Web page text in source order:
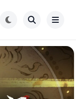
电脑游戏
常见问题解答